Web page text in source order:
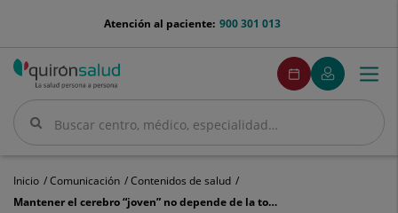
menu-
900 301 013
Atención al paciente:
Buscar
Buscar
menuPedirCita
Pedir
cita
Mi
Quirónsalud
Menú
Inicio Comunicación
Contenidos de salud
Mantener el cerebro “joven” no depende de la toma de suplementos ni de la realización de ejercicios milagrosos